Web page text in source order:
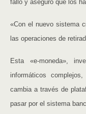
fallo y aseguró que los
«Con el nuevo sistema
las operaciones de
Esta «e-moneda»,
informáticos
cambia a través de
pasar por el sistema